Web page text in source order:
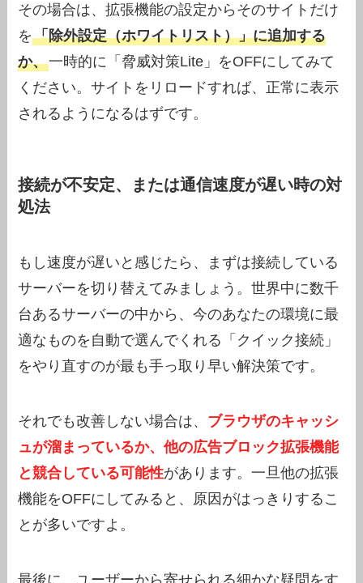
その場合は、拡張機能の設定からそのサイトだけ
を「除外設定（ホワイトリスト）」に追加する
か、一時的に「脅威対策Lite」をOFFにしてみて
ください。サイトをリロードすれば、正常に表示
されるようになるはずです。
接続が不安定、または通信速度が遅い時の対
処法
もし速度が遅いと感じたら、まずは接続している
サーバーを切り替えてみましょう。世界中に数千
台あるサーバーの中から、今のあなたの環境に最
適なものを自動で選んでくれる「クイック接続」
をやり直すのが最も手っ取り早い解決策です。
それでも改善しない場合は、 ブラウザのキャッシ
ュが溜まっているか、他の広告ブロック拡張機能
と競合している可能性があります。一旦他の拡張
機能をOFFにしてみると、原因がはっきりするこ
とが多いですよ。
最後に、ユーザーから寄せられる細かな疑問をす